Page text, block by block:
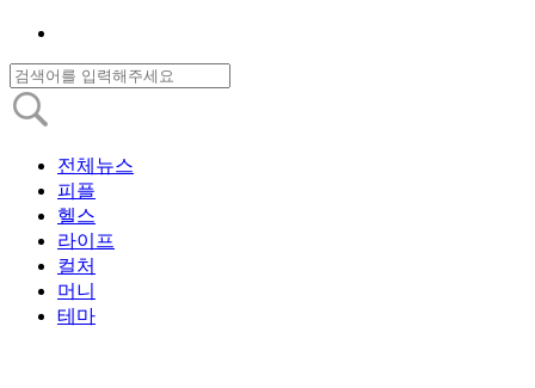
전체뉴스
피플
헬스
라이프
컬처
머니
테마